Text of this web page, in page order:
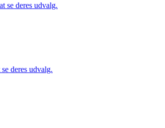
se deres udvalg.
deres udvalg.